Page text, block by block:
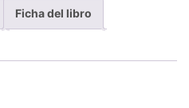
Ficha del libro